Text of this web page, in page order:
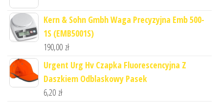
Kern & Sohn Gmbh Waga Precyzyjna Emb 500-
1S (EMB5001S)
190,00 zł
Urgent Urg Hv Czapka Fluorescencyjna Z
Daszkiem Odblaskowy Pasek
6,20 zł